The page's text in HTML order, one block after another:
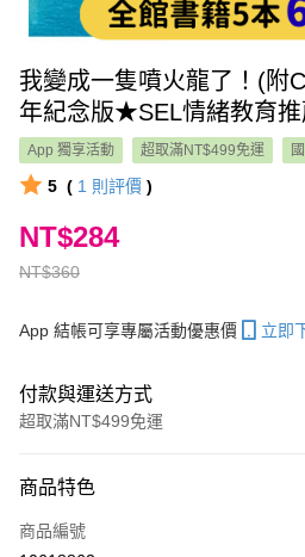
我變成一隻噴火龍了！(附
年紀念版★SEL情緒教育推
App 獨享活動 超取滿NT$499免運
5 ( 1 則評價 )
NT$360
NT$284
App 結帳可享專屬活動優惠價 立即
付款與運送方式
超取滿NT$499免運
信用卡一次付款
LINE Pay
商品特色
商品編號